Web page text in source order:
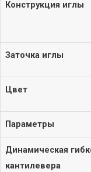
Стационарная
Портативная
Колонки
Конструкция иглы
Заточка иглы
Цвет
Параметры
Динамическая
кантилевера